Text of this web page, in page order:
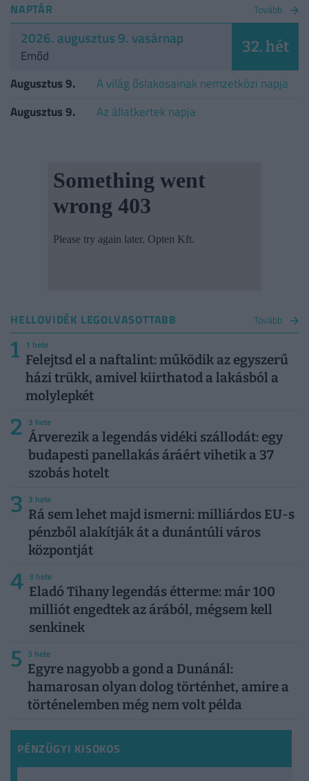
NAPTÁR Tovább
2026. augusztus 9. vasárnap
Emőd 32. hét
Augusztus 9.
A világ őslakosainak nemzetközi napja
Augusztus 9.
Az állatkertek napja
HELLOVIDÉK LEGOLVASOTTABB Tovább
1 1 hete
Felejtsd el a naftalint: működik az egyszerű
házi trükk, amivel kiirthatod a lakásból a
molylepkét
2 3 hete
Árverezik a legendás vidéki szállodát: egy
budapesti panellakás áráért vihetik a 37
szobás hotelt
3 3 hete
Rá sem lehet majd ismerni: milliárdos EU-s
pénzből alakítják át a dunántúli város
központját
4 3 hete
Eladó Tihany legendás étterme: már 100
milliót engedtek az árából, mégsem kell
senkinek
5 3 hete
Egyre nagyobb a gond a Dunánál:
hamarosan olyan dolog történhet, amire a
történelemben még nem volt példa
PÉNZÜGYI KISOKOS